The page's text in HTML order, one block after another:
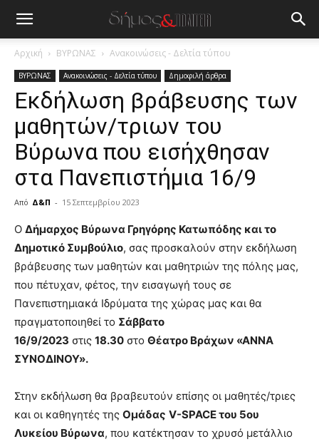
Αρχική ΒΥΡΩΝΑΣ Ανακοινώσεις - Δελτία τύπου
ΒΥΡΩΝΑΣ Ανακοινώσεις - Δελτία τύπου Δημοφιλή άρθρα
Εκδήλωση βράβευσης των
μαθητών/τριων του
Βύρωνα που εισήχθησαν
στα Πανεπιστήμια 16/9
Από Δ&Π - 15 Σεπτεμβρίου 2023
blonde
lesbians
very
hot
cam
show.desi
xxx
lyons
teaches
the
of
pain.
Ο Δήμαρχος Βύρωνα Γρηγόρης Κατωπόδης και το
Δημοτικό Συμβούλιο, σας προσκαλούν στην εκδήλωση
βράβευσης των μαθητών και μαθητριών της πόλης μας,
που πέτυχαν, φέτος, την εισαγωγή τους σε
Πανεπιστημιακά Ιδρύματα της χώρας μας και θα
πραγματοποιηθεί το Σάββατο
16/9/2023 στις 18.30 στο Θέατρο Βράχων «ΑΝΝΑ
ΣΥΝΟΔΙΝΟΥ».
Στην εκδήλωση θα βραβευτούν επίσης οι μαθητές/τριες
και οι καθηγητές της Ομάδας V-SPACE του 5ου
Λυκείου Βύρωνα, που κατέκτησαν το χρυσό μετάλλιο